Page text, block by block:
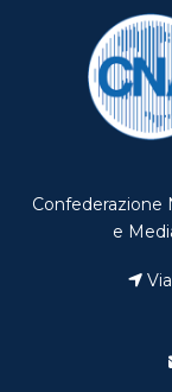
Confederazione
e